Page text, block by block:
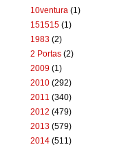
10ventura (1)
151515 (1)
1983 (2)
2 Portas (2)
2009 (1)
2010 (292)
2011 (340)
2012 (479)
2013 (579)
2014 (511)